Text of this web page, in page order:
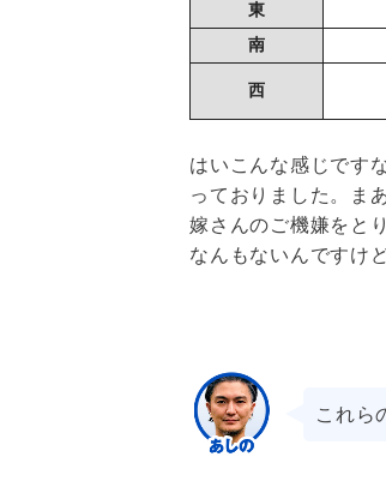
東
南
西
はいこんな感じです
っておりました。ま
嫁さんのご機嫌をと
なんもないんですけ
これら